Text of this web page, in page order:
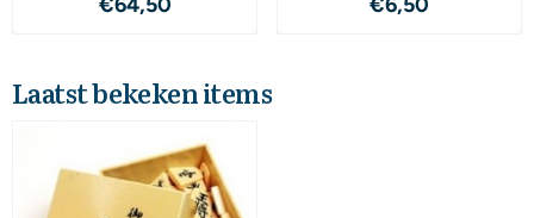
€64,50 €6,50
Laatst bekeken items